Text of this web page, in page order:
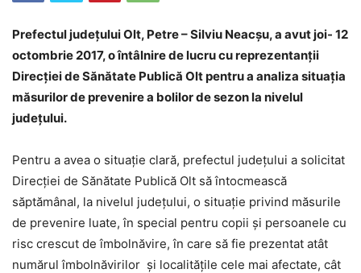
Prefectul județului Olt, Petre – Silviu Neacșu, a avut joi- 12
octombrie 2017, o întâlnire de lucru cu reprezentanții
Direcției de Sănătate Publică Olt pentru a analiza situația
măsurilor de prevenire a bolilor de sezon la nivelul
județului.
Pentru a avea o situație clară, prefectul județului a solicitat
Direcției de Sănătate Publică Olt să întocmească
săptămânal, la nivelul județului, o situație privind măsurile
de prevenire luate, în special pentru copii și persoanele cu
risc crescut de îmbolnăvire, în care să fie prezentat atât
numărul îmbolnăvirilor și localitățile cele mai afectate, cât